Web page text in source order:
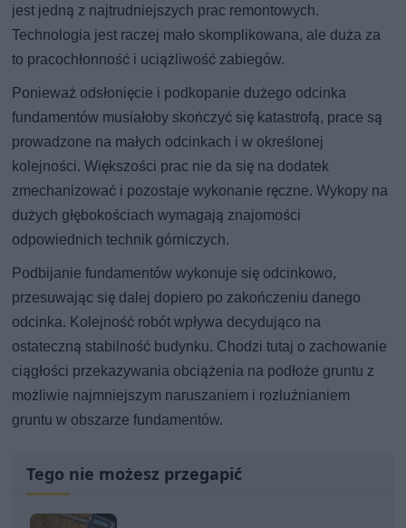
jest jedną z najtrudniejszych prac remontowych.
Technologia jest raczej mało skomplikowana, ale duża za
to pracochłonność i uciążliwość zabiegów.
Ponieważ odsłonięcie i podkopanie dużego odcinka
fundamentów musiałoby skończyć się katastrofą, prace są
prowadzone na małych odcinkach i w określonej
kolejności. Większości prac nie da się na dodatek
zmechanizować i pozostaje wykonanie ręczne. Wykopy na
dużych głębokościach wymagają znajomości
odpowiednich technik górniczych.
Podbijanie fundamentów wykonuje się odcinkowo,
przesuwając się dalej dopiero po zakończeniu danego
odcinka. Kolejność robót wpływa decydująco na
ostateczną stabilność budynku. Chodzi tutaj o zachowanie
ciągłości przekazywania obciążenia na podłoże gruntu z
możliwie najmniejszym naruszaniem i rozluźnianiem
gruntu w obszarze fundamentów.
Tego nie możesz przegapić